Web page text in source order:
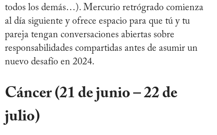
todos los demás…). Mercurio retrógrado comienza
al día siguiente y ofrece espacio para que tú y tu
pareja tengan conversaciones abiertas sobre
responsabilidades compartidas antes de asumir un
nuevo desafío en 2024.
Cáncer (21 de junio – 22 de
julio)